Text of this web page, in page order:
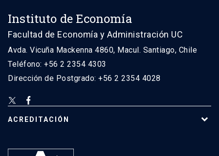
Instituto de Economía
Facultad de Economía y Administración UC
Avda. Vicuña Mackenna 4860, Macul. Santiago, Chile
Teléfono: +56 2 2354 4303
Dirección de Postgrado: +56 2 2354 4028
ACREDITACIÓN